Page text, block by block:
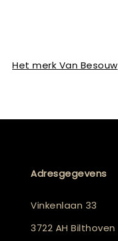
Het merk Van Besouw
Adresgegevens
Vinkenlaan 33
3722 AH Bilthoven